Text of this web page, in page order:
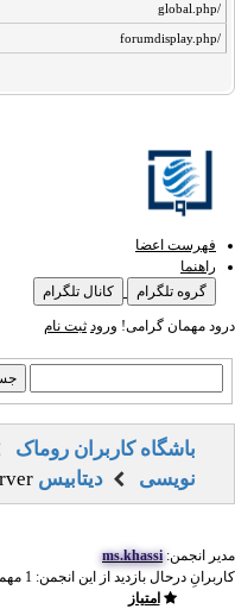
/global.php
/forumdisplay.php
فهرست اعضا
راهنما
گروه تلگرام
کانال تلگرام
درود مهمان گرامی! ورود ثبت نام
باشگاه کاربران روماک
نویسی
دیتابیس
مدیر انجمن:ms.khassi
کاربرانِ درحال بازدید از این انجمن: 1 مهمان
امتیاز